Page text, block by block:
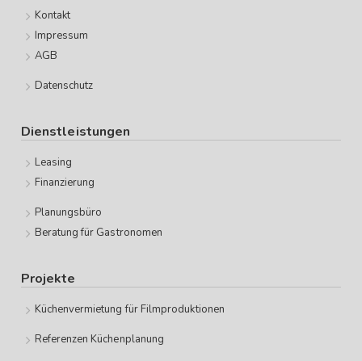
Kontakt
Impressum
AGB
Datenschutz
Dienstleistungen
Leasing
Finanzierung
Planungsbüro
Beratung für Gastronomen
Projekte
Küchenvermietung für Filmproduktionen
Referenzen Küchenplanung